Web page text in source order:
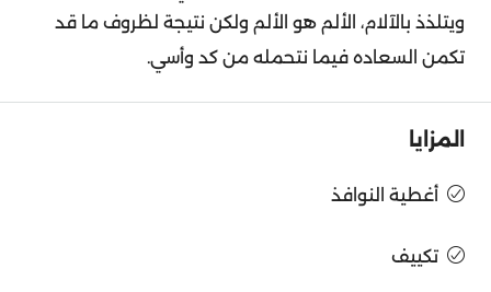
ويتلذذ بالآلام، الألم هو الألم ولكن نتيجة لظروف ما قد
تكمن السعاده فيما نتحمله من كد وأسي.
المزايا
أغطية النوافذ
تكييف